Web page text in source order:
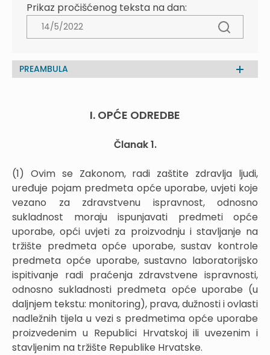
Prikaz pročišćenog teksta na dan:
PREAMBULA
I. OPĆE ODREDBE
Članak 1.
(1) Ovim se Zakonom, radi zaštite zdravlja ljudi,
uređuje pojam predmeta opće uporabe, uvjeti koje
vezano za zdravstvenu ispravnost, odnosno
sukladnost moraju ispunjavati predmeti opće
uporabe, opći uvjeti za proizvodnju i stavljanje na
tržište predmeta opće uporabe, sustav kontrole
predmeta opće uporabe, sustavno laboratorijsko
ispitivanje radi praćenja zdravstvene ispravnosti,
odnosno sukladnosti predmeta opće uporabe (u
daljnjem tekstu: monitoring), prava, dužnosti i ovlasti
nadležnih tijela u vezi s predmetima opće uporabe
proizvedenim u Republici Hrvatskoj ili uvezenim i
stavljenim na tržište Republike Hrvatske.